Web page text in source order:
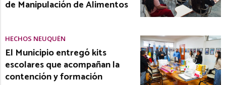
de Manipulación de Alimentos
HECHOS NEUQUÉN
El Municipio entregó kits
escolares que acompañan la
contención y formación